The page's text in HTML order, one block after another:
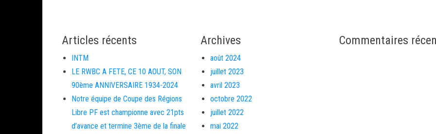
Articles récents
INTM
LE RWBC A FETE, CE 10 AOUT, SON
90ème ANNIVERSAIRE 1934-2024
Notre équipe de Coupe des Régions
Libre PF est championne avec 21pts
d’avance et termine 3ème de la finale
Archives
août 2024
juillet 2023
avril 2023
octobre 2022
juillet 2022
mai 2022
Commentaires